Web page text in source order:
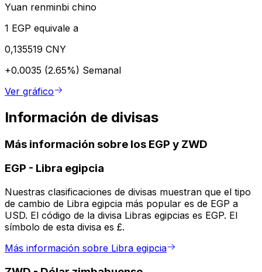
Yuan renminbi chino
1 EGP equivale a
0,135519 CNY
+0.0035 (2.65%) Semanal
Ver gráfico
Información de divisas
Más información sobre los EGP y ZWD
EGP - Libra egipcia
Nuestras clasificaciones de divisas muestran que el tipo
de cambio de Libra egipcia más popular es de EGP a
USD. El código de la divisa Libras egipcias es EGP. El
símbolo de esta divisa es £.
Más información sobre Libra egipcia